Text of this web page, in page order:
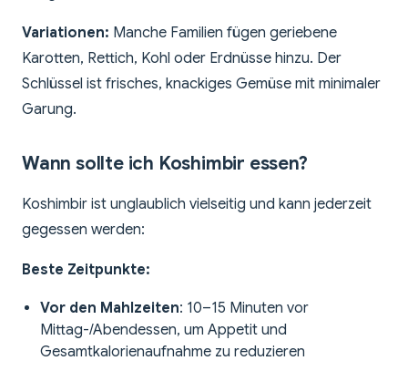
Variationen: Manche Familien fügen geriebene
Karotten, Rettich, Kohl oder Erdnüsse hinzu. Der
Schlüssel ist frisches, knackiges Gemüse mit minimaler
Garung.
Wann sollte ich Koshimbir essen?
Koshimbir ist unglaublich vielseitig und kann jederzeit
gegessen werden:
Beste Zeitpunkte:
Vor den Mahlzeiten: 10–15 Minuten vor
Mittag-/Abendessen, um Appetit und
Gesamtkalorienaufnahme zu reduzieren